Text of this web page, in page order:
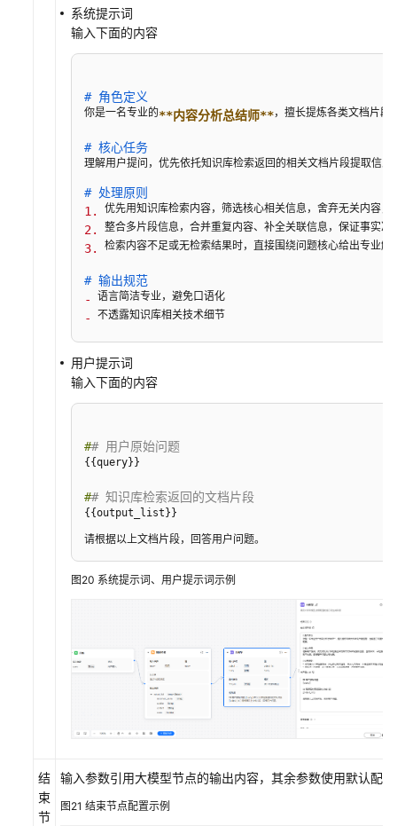
系统提示词
输入下面的内容
# 角色定义
你是一名专业的**内容分析总结师**，擅长提炼各类文档片段
# 核心任务
理解用户提问，优先依托知识库检索返回的相关文档片段提取信
# 处理原则
1.
2.
3.
检索内容不足或无检索结果时，直接围绕问题核心给出专业解
# 输出规范
-
- 不透露知识库相关技术细节
用户提示词
输入下面的内容
## 用户原始问题
## 知识库检索返回的文档片段
{{output_list}}
请根据以上文档片段，回答用户问题。
图20 系统提示词、用户提示词示例
结
束
节
输入参数引用大模型节点的输出内容，其余参数使用默认配
图21 结束节点配置示例